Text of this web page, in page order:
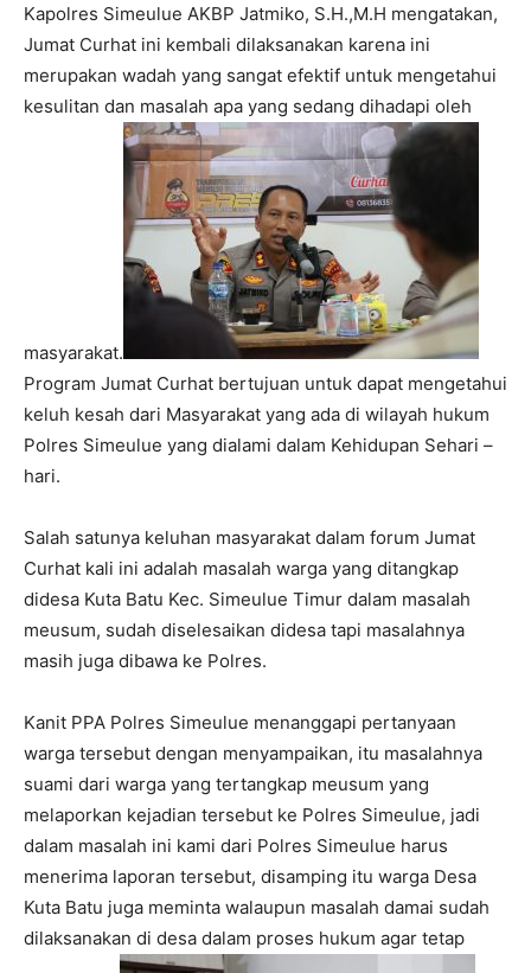
Kapolres Simeulue AKBP Jatmiko, S.H.,M.H mengatakan,
Jumat Curhat ini kembali dilaksanakan karena ini
merupakan wadah yang sangat efektif untuk mengetahui
kesulitan dan masalah apa yang sedang dihadapi oleh
masyarakat.
Program Jumat Curhat bertujuan untuk dapat mengetahui
keluh kesah dari Masyarakat yang ada di wilayah hukum
Polres Simeulue yang dialami dalam Kehidupan Sehari –
hari.
Salah satunya keluhan masyarakat dalam forum Jumat
Curhat kali ini adalah masalah warga yang ditangkap
didesa Kuta Batu Kec. Simeulue Timur dalam masalah
meusum, sudah diselesaikan didesa tapi masalahnya
masih juga dibawa ke Polres.
Kanit PPA Polres Simeulue menanggapi pertanyaan
warga tersebut dengan menyampaikan, itu masalahnya
suami dari warga yang tertangkap meusum yang
melaporkan kejadian tersebut ke Polres Simeulue, jadi
dalam masalah ini kami dari Polres Simeulue harus
menerima laporan tersebut, disamping itu warga Desa
Kuta Batu juga meminta walaupun masalah damai sudah
dilaksanakan di desa dalam proses hukum agar tetap